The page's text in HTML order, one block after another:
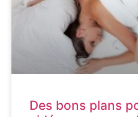
Des bons plans